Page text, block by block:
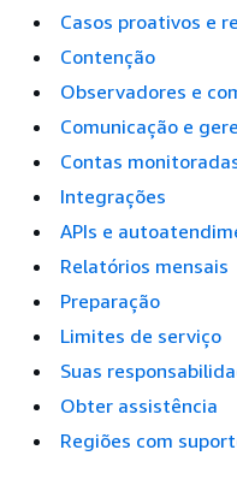
Casos proativos e
Contenção
Observadores e
Comunicação e
Contas
Integrações
APIs e
Relatórios mensais
Preparação
Limites de serviço
Suas
Obter assistência
Regiões com